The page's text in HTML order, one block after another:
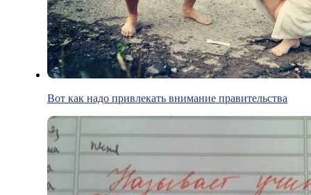
Вот как надо привлекать внимание правительства